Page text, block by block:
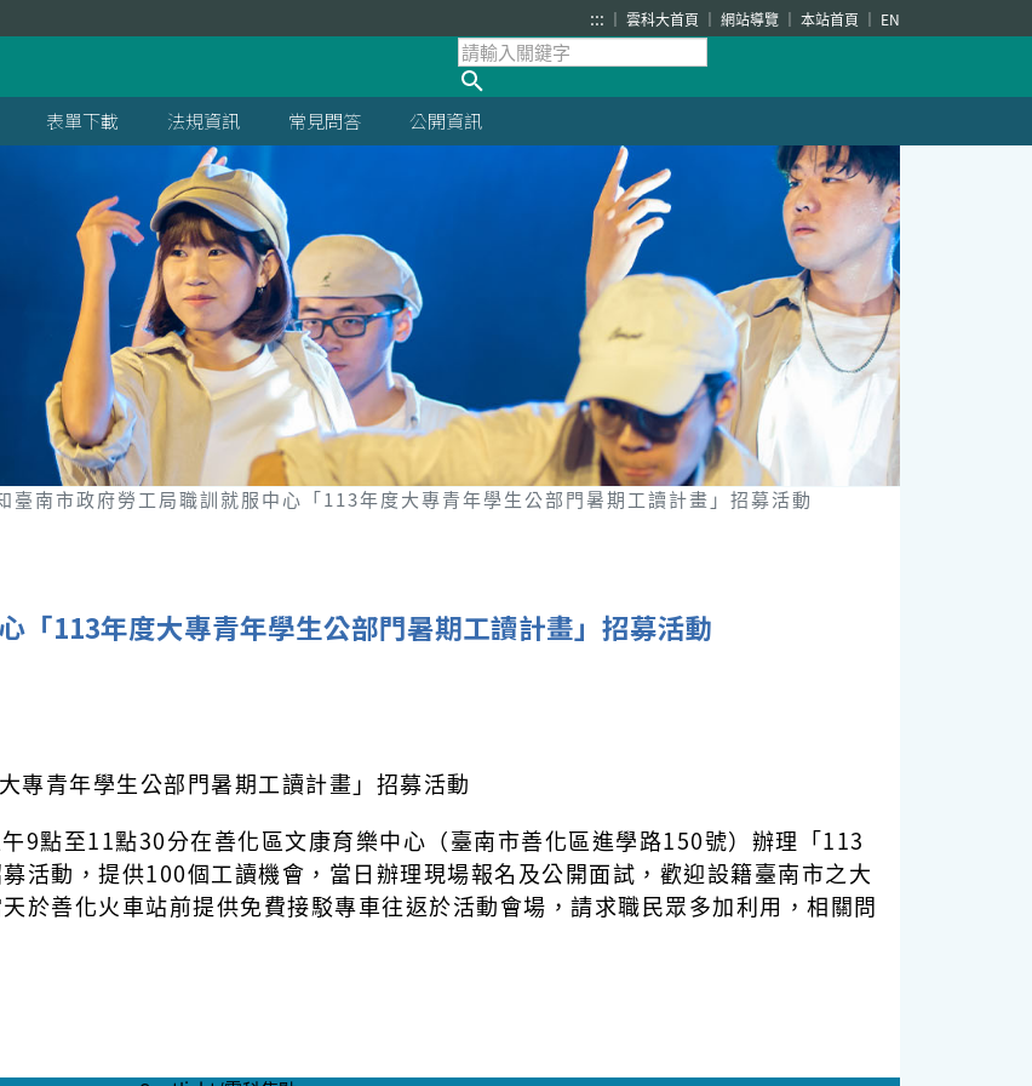
::: 雲科大首頁 網站導覽 本站首頁 EN
表單下載 法規資訊 常見問答 公開資訊
臺南市政府勞工局職訓就服中心「113年度大專青年學生公部門暑期工讀計畫」招募活動
「113年度大專青年學生公部門暑期工讀計畫」招募活動
專青年學生公部門暑期工讀計畫」招募活動
9點至11點30分在善化區文康育樂中心（臺南市善化區進學路150號）辦理「113
活動，提供100個工讀機會，當日辦理現場報名及公開面試，歡迎設籍臺南市之大
於善化火車站前提供免費接駁專車往返於活動會場，請求職民眾多加利用，相關問